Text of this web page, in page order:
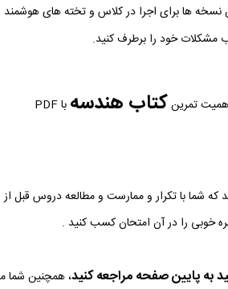
مشکلات خود را برطرف کنید.
تمرینکتاب هندسه با PDF
که شما با تکرار و ممارست و مطالعه دروس قبل
خوبی را در آن امتحان کسب کنید .
به پایین صفحه مراجعه کنید، همچنین شما